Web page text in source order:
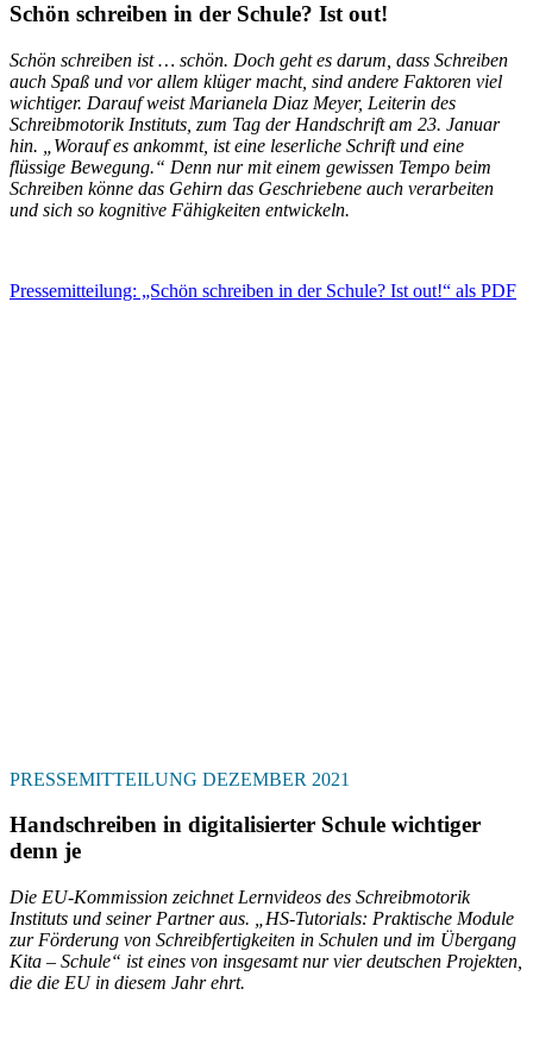
Schön schreiben in der Schule? Ist out!
Schön schreiben ist … schön. Doch geht es darum, dass Schreiben
auch Spaß und vor allem klüger macht, sind andere Faktoren viel
wichtiger. Darauf weist Marianela Diaz Meyer, Leiterin des
Schreibmotorik Instituts, zum Tag der Handschrift am 23. Januar
hin. „Worauf es ankommt, ist eine leserliche Schrift und eine
flüssige Bewegung.“ Denn nur mit einem gewissen Tempo beim
Schreiben könne das Gehirn das Geschriebene auch verarbeiten
und sich so kognitive Fähigkeiten entwickeln.
Pressemitteilung: „Schön schreiben in der Schule? Ist out!“ als PDF
PRESSEMITTEILUNG DEZEMBER 2021
Handschreiben in digitalisierter Schule wichtiger
denn je
Die EU-Kommission zeichnet Lernvideos des Schreibmotorik
Instituts und seiner Partner aus. „HS-Tutorials: Praktische Module
zur Förderung von Schreibfertigkeiten in Schulen und im Übergang
Kita – Schule“ ist eines von insgesamt nur vier deutschen Projekten,
die die EU in diesem Jahr ehrt.